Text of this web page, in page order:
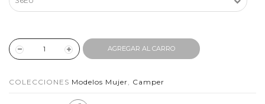
AGREGAR AL CARRO
COLECCIONES Modelos Mujer, Camper